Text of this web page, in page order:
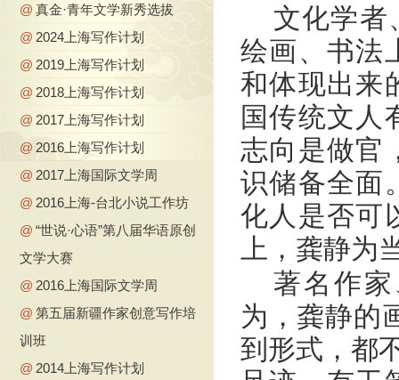
@ 真金·青年文学新秀选拔
@ 2024上海写作计划
@ 2019上海写作计划
@ 2018上海写作计划
@ 2017上海写作计划
@ 2016上海写作计划
@ 2017上海国际文学周
@ 2016上海-台北小说工作坊
@ “世说·心语”第八届华语原创
文学大赛
@ 2016上海国际文学周
@ 第五届新疆作家创意写作培
训班
@ 2014上海写作计划
文化学者
绘画、书法
和体现出来
国传统文人
志向是做官
识储备全面
化人是否可
上，龚静为
著名作
为，龚静的
到形式，都